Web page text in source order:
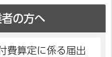
の方へ
費算定に係る届出